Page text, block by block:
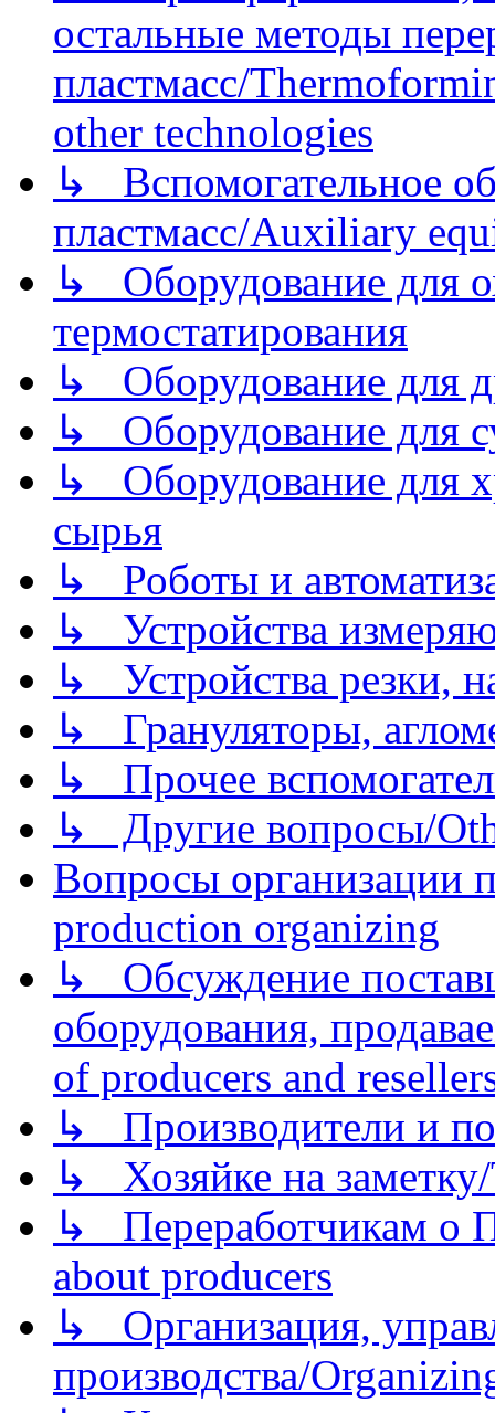
остальные методы
пластмасс/
other technologies
↳ Вспомогательное
пластмасс/Auxiliary
↳ Оборудование для
термостатирования
↳ Оборудование для
↳ Оборудование для
↳ Оборудование для
сырья
↳ Роботы и
↳ Устройства
↳ Устройства резки,
↳ Грануляторы,
↳ Прочее
↳ Другие вопросы/
Вопросы организации
production organizing
↳ Обсуждение
оборудования,
of producers and
↳ Производители и
↳ Хозяйке на
↳ Переработчикам о
about producers
↳ Организация,
производства/